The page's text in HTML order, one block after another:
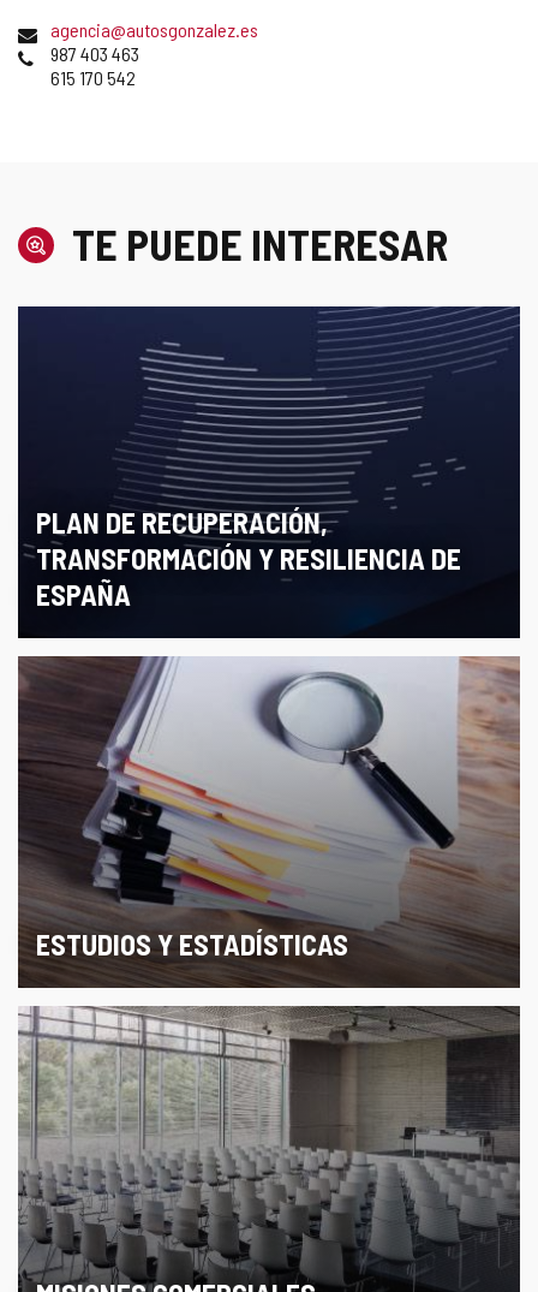
Dirección
postal
Dirección
de
correo
agencia@autosgonzalez.es
Teléfonos
987 403 463
615 170 542
TE PUEDE INTERESAR
PLAN DE RECUPERACIÓN,
TRANSFORMACIÓN Y RESILIENCIA DE
ESPAÑA
ESTUDIOS Y ESTADÍSTICAS